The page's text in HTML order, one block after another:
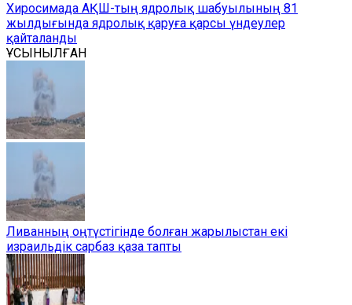
Хиросимада АҚШ-тың ядролық шабуылының 81
жылдығында ядролық қаруға қарсы үндеулер
қайталанды
ҰСЫНЫЛҒАН
Ливанның оңтүстігінде болған жарылыстан екі
израильдік сарбаз қаза тапты